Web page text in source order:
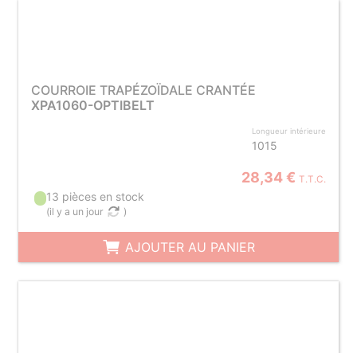
COURROIE TRAPÉZOÏDALE CRANTÉE
XPA1060-OPTIBELT
Longueur intérieure
1015
28,34 € T.T.C.
13 pièces en stock
(il y a un jour )
AJOUTER AU PANIER